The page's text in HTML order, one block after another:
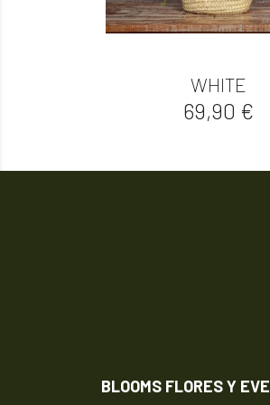
WHITE
Precio
69,90 €
Vista rápida
BLOOMS FLORES Y